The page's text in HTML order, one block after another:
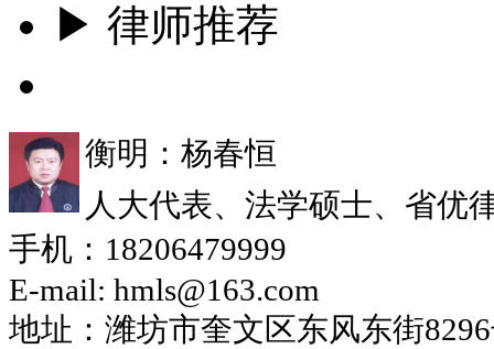
▶ 律师推荐
衡明：杨春恒
人大代表、法学硕士、省优
手机：18206479999
E-mail: hmls@163.com
地址：潍坊市奎文区东风东街